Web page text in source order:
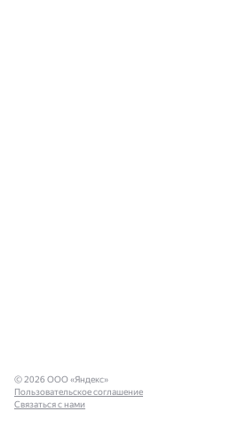
© 2026 ООО «Яндекс»
Пользовательское соглашение
Связаться с нами